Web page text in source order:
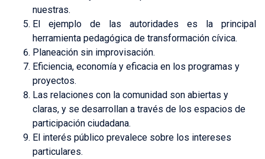
nuestras.
El ejemplo de las autoridades es la principal
herramienta pedagógica de transformación cívica.
Planeación sin improvisación.
Eficiencia, economía y eficacia en los programas y
proyectos.
Las relaciones con la comunidad son abiertas y
claras, y se desarrollan a través de los espacios de
participación ciudadana.
El interés público prevalece sobre los intereses
particulares.